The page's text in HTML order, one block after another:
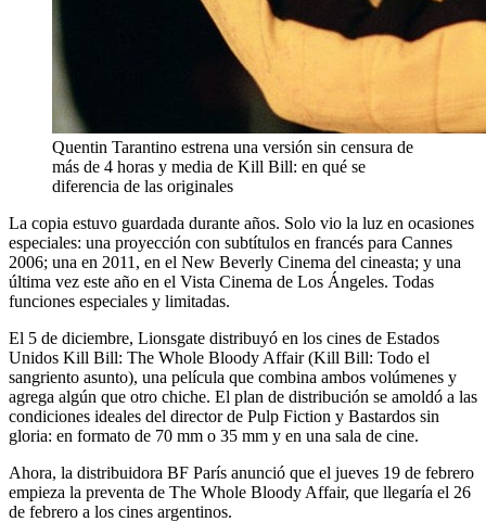
Quentin Tarantino estrena una versión sin censura de
más de 4 horas y media de Kill Bill: en qué se
diferencia de las originales
La copia estuvo guardada durante años. Solo vio la luz en ocasiones
especiales: una proyección con subtítulos en francés para Cannes
2006; una en 2011, en el New Beverly Cinema del cineasta; y una
última vez este año en el Vista Cinema de Los Ángeles. Todas
funciones especiales y limitadas.
El 5 de diciembre, Lionsgate distribuyó en los cines de Estados
Unidos Kill Bill: The Whole Bloody Affair (Kill Bill: Todo el
sangriento asunto), una película que combina ambos volúmenes y
agrega algún que otro chiche. El plan de distribución se amoldó a las
condiciones ideales del director de Pulp Fiction y Bastardos sin
gloria: en formato de 70 mm o 35 mm y en una sala de cine.
Ahora, la distribuidora BF París anunció que el jueves 19 de febrero
empieza la preventa de The Whole Bloody Affair, que llegaría el 26
de febrero a los cines argentinos.